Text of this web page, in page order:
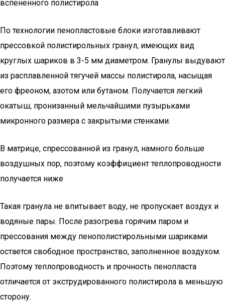
вспененного полистирола
По технологии пенопластовые блоки изготавливают
прессовкой полистирольных гранул, имеющих вид
круглых шариков в 3-5 мм диаметром. Гранулы выдувают
из расплавленной тягучей массы полистирола, насыщая
его фреоном, азотом или бутаном. Получается легкий
окатыш, пронизанный мельчайшими пузырьками
микронного размера с закрытыми стенками.
В матрице, спрессованной из гранул, намного больше
воздушных пор, поэтому коэффициент теплопроводности
получается ниже
Такая гранула не впитывает воду, не пропускает воздух и
водяные пары. После разогрева горячим паром и
прессования между пенополистирольными шариками
остается свободное пространство, заполненное воздухом.
Поэтому теплопроводность и прочность пенопласта
отличается от экструдированного полистирола в меньшую
сторону.